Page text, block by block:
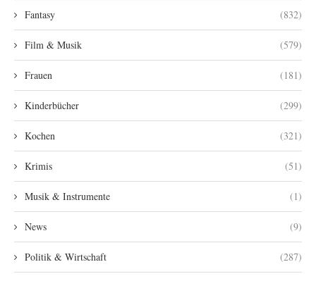
Fantasy (832)
Film & Musik (579)
Frauen (181)
Kinderbücher (299)
Kochen (321)
Krimis (51)
Musik & Instrumente (1)
News (9)
Politik & Wirtschaft (287)